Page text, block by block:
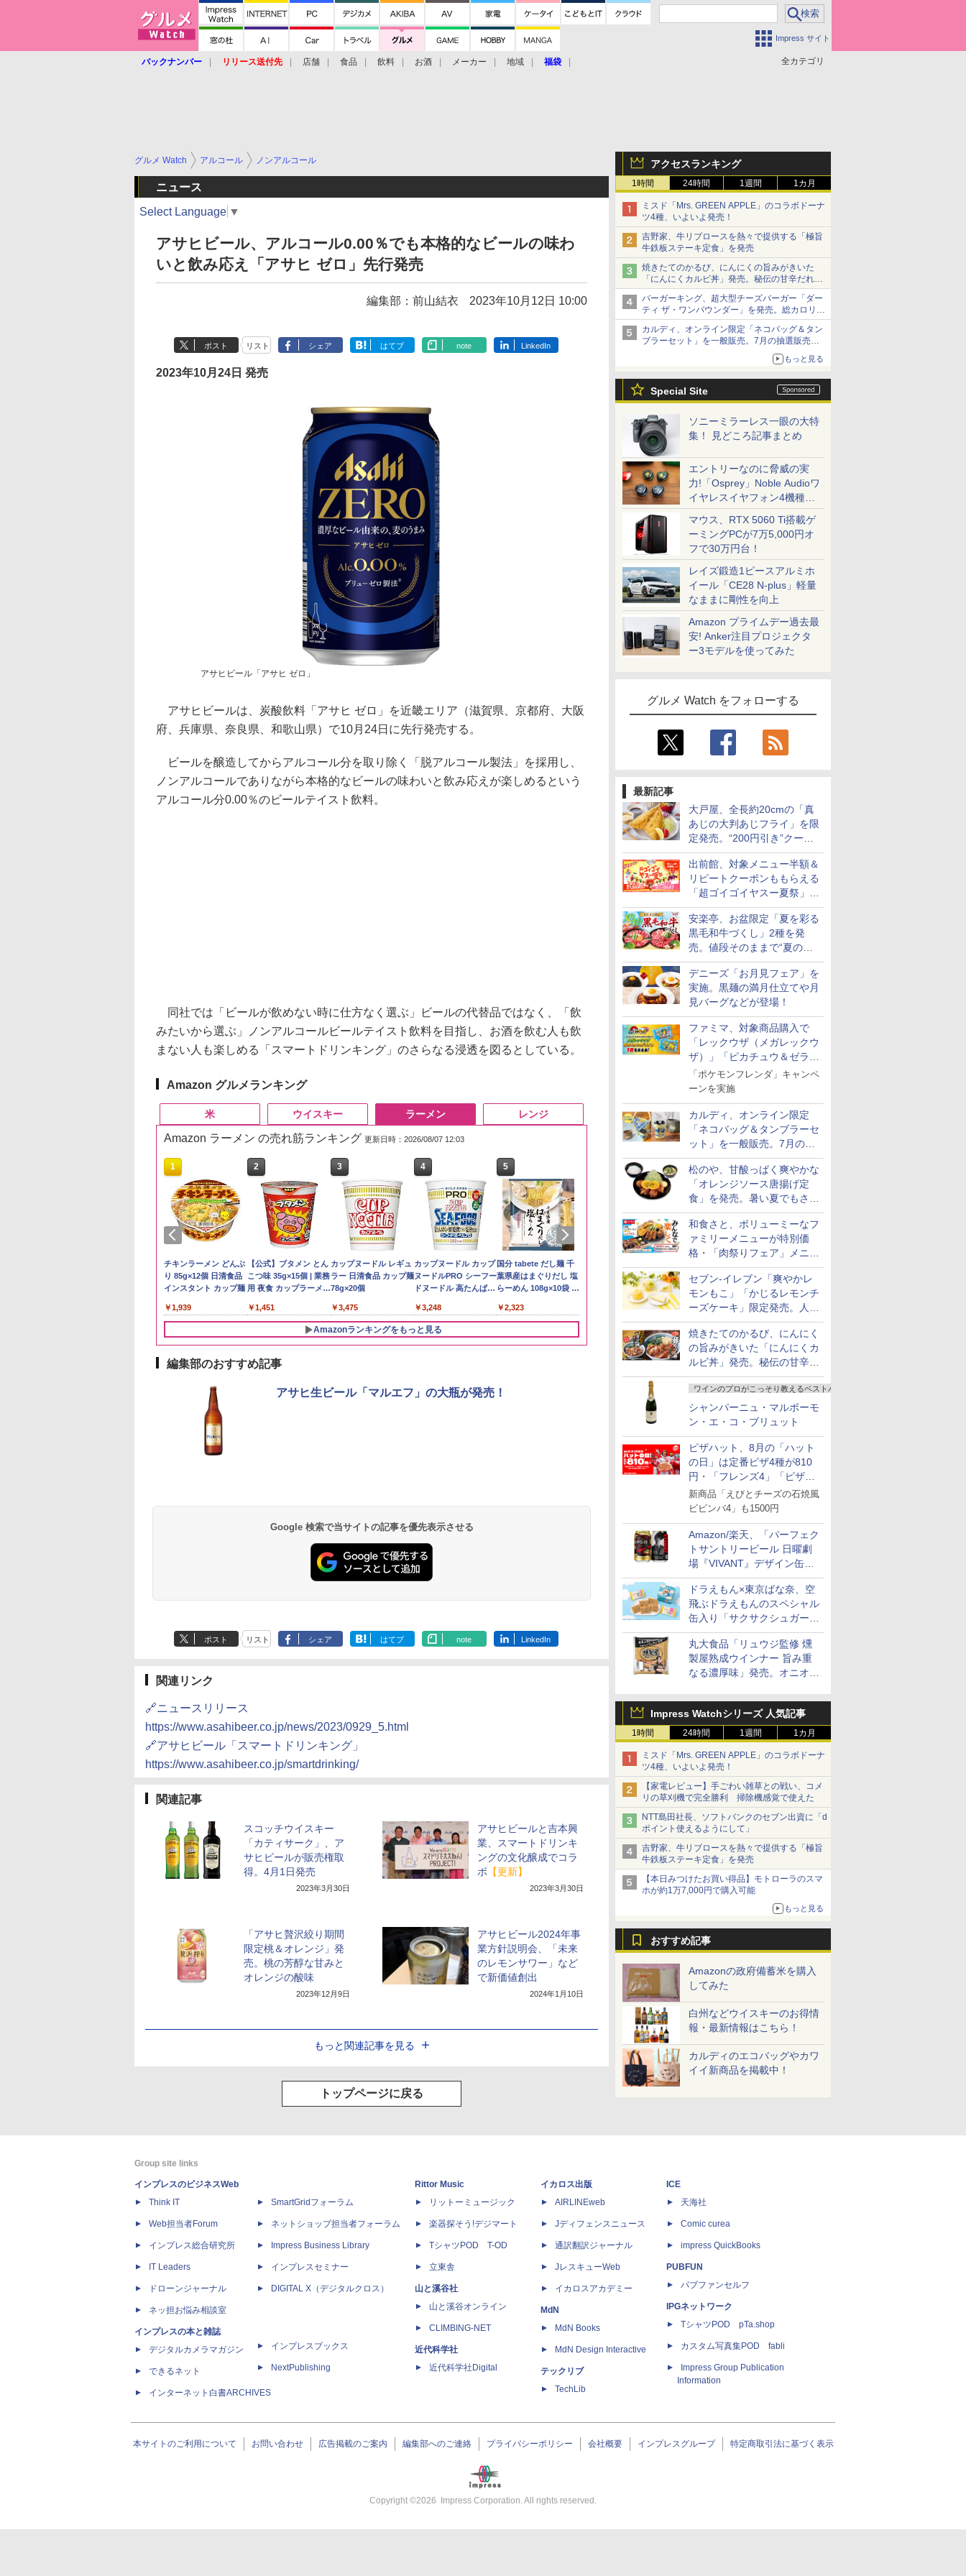
Impress サイト
全カテゴリ
バックナンバー リリース送付先 店舗 食品 飲料 お酒 メーカー 地域 福袋
アクセスランキング
1時間 24時間 1週間 1カ月
ミスド「Mrs. GREEN APPLE」のコラボドーナ
ツ4種、いよいよ発売！
吉野家、牛リブロースを熱々で提供する「極旨
牛鉄板ステーキ定食」を発売
焼きたてのかるび、にんにくの旨みがきいた
「にんにくカルビ丼」発売。秘伝の甘辛だれを
絡めた「豚カルビ丼」も復活
バーガーキング、超大型チーズバーガー「ダー
ティ ザ・ワンパウンダー」を発売。総カロリー
約1656kcal、総重量約527g！
カルディ、オンライン限定「ネコバッグ＆タン
ブラーセット」を一般販売。7月の抽選販売の
もっと見る
Special Site
ソニーミラーレス一眼の大特
集！ 見どころ記事まとめ
エントリーなのに脅威の実
力!「Osprey」Noble Audioワ
イヤレスイヤフォン4機種を
一気に聴く
マウス、RTX 5060 Ti搭載ゲ
ーミングPCが7万5,000円オ
フで30万円台！
レイズ鍛造1ピースアルミホ
イール「CE28 N-plus」軽量
なままに剛性を向上
Amazon プライムデー過去最
安! Anker注目プロジェクタ
ー3モデルを使ってみた
グルメ Watch をフォローする
最新記事
大戸屋、全長約20cmの「真
あじの大判あじフライ」を限
定発売。“200円引き”クーポ
ンも配信
出前館、対象メニュー半額＆
リピートクーポンももらえる
「超ゴイゴイヤスー夏祭」を
実施
安楽亭、お盆限定「夏を彩る
黒毛和牛づくし」2種を発
売。値段そのままで“夏の巻
き野菜”付き
デニーズ「お月見フェア」を
実施。黒麺の満月仕立てや月
見バーグなどが登場！
ファミマ、対象商品購入で
「レックウザ（メガレックウ
ザ）」「ピカチュウ＆ゼラオ
ラ」のフレンダピックがもら
える！
「ポケモンフレンダ」キャンペ
ーンを実施
カルディ、オンライン限定
「ネコバッグ＆タンブラーセ
ット」を一般販売。7月の抽
選販売の当選無効分
松のや、甘酸っぱく爽やかな
「オレンジソース唐揚げ定
食」を発売。暑い夏でもさっ
ぱり！
和食さと、ボリューミーなフ
ァミリーメニューが特別価
格・「肉祭りフェア」メニュ
ーがテイクアウトに登場
セブン-イレブン「爽やかレ
モンもこ」「かじるレモンチ
ーズケーキ」限定発売。人気
シリーズから夏限定の味わい
が登場
焼きたてのかるび、にんにく
の旨みがきいた「にんにくカ
ルビ丼」発売。秘伝の甘辛だ
れを絡めた「豚カルビ丼」も
復活
ワインのプロがこっそり教えるベストバイ
シャンパーニュ・マルボーモ
ン・エ・コ・ブリュット
ピザハット、8月の「ハット
の日」は定番ピザ4種が810
円・「フレンズ4」「ピザハ
ット・ベスト4」値下げ
新商品「えびとチーズの石焼風
ビビンバ4」も1500円
Amazon/楽天、「パーフェク
トサントリービール 日曜劇
場『VIVANT』デザイン缶」
販売開始
ドラえもん×東京ばな奈、空
飛ぶドラえもんのスペシャル
缶入り「サクサクシュガーバ
ター」を発売
丸大食品「リュウジ監修 燻
製屋熟成ウインナー 旨み重
なる濃厚味」発売。オニオン
Impress Watchシリーズ 人気記事
1時間 24時間 1週間 1カ月
ミスド「Mrs. GREEN APPLE」のコラボドーナ
ツ4種、いよいよ発売！
【家電レビュー】手ごわい雑草との戦い、コメ
リの草刈機で完全勝利 掃除機感覚で使えた
NTT島田社長、ソフトバンクのセブン出資に「d
ポイント使えるようにして」
吉野家、牛リブロースを熱々で提供する「極旨
牛鉄板ステーキ定食」を発売
【本日みつけたお買い得品】モトローラのスマ
ホが約1万7,000円で購入可能
もっと見る
おすすめ記事
Amazonの政府備蓄米を購入
してみた
白州などウイスキーのお得情
報・最新情報はこちら！
カルディのエコバッグやカワ
イイ新商品を掲載中！
グルメ Watch アルコール ノンアルコール
ニュース
Select Language ▼
アサヒビール、アルコール0.00％でも本格的なビールの味わ
いと飲み応え「アサヒ ゼロ」先行発売
編集部：前山結衣 2023年10月12日 10:00
ポスト リスト シェア はてブ note LinkedIn
2023年10月24日 発売
アサヒビール「アサヒ ゼロ」
アサヒビールは、炭酸飲料「アサヒ ゼロ」を近畿エリア（滋賀県、京都府、大阪
府、兵庫県、奈良県、和歌山県）で10月24日に先行発売する。
ビールを醸造してからアルコール分を取り除く「脱アルコール製法」を採用し、
ノンアルコールでありながら本格的なビールの味わいと飲み応えが楽しめるという
アルコール分0.00％のビールテイスト飲料。
同社では「ビールが飲めない時に仕方なく選ぶ」ビールの代替品ではなく、「飲
みたいから選ぶ」ノンアルコールビールテイスト飲料を目指し、お酒を飲む人も飲
まない人も楽しめる「スマートドリンキング」のさらなる浸透を図るとしている。
Amazon グルメランキング
米
1
by Amazon 国産ブレ
ンド米 精米 5kg
￥2,650
2
野沢農産 無洗米 青い流
るる コシヒカリ 5kg 長
野県産 令和7年産
￥3,980
3
by Amazon あきたこ
まちブレンド 無洗米
5kg
￥3,396
4
by Amazon 新潟県産
新潟のお米 無洗米 5kg
￥3,274
5
【在庫処分価格】もも
たろう印 無洗米 5kg
業務用 お米マイスター
￥2,680
新潟県産にじのきらめ
き 5kg 令和7年産
7
5kg 令和7年産
￥3,836
8
カリ｜雪室保管・精米
したて｜白く輝き 粒感
しっかり 冷めてもおい
しい お米 【やっぱり新
潟のこしひかり】
￥5,175
ウイスキー
1
ブラックニッカ ニッカ
Nikka ウィスキー
4000ml ブラックニッ
【日本 アサヒ ウィスキ
ー】 大容量 お得 4リッ
トル
￥4,356
2
角瓶 2700ml サントリ
ー ウイスキー ハイボー
ル 大容量
￥6,054
3
角ハイボール
350ml×24本 サントリ
ー ウイスキー ハイボー
￥4,939
4
トリスウイスキー
4000ml サントリー 大
容量 4リットル
￥4,345
5
サントリー シングルモ
ルト ウイスキー 白州
Story of the Distillery
￥20,000
ザ・バレル モルトウイ
スキー500ml アサヒ [
日本 500ml ]【中元 ギ
フト プレゼント 贈り物
7
ンドクリーム 4000ml
サントリー スコッチ ウ
イスキー 4リットル 大
容量
￥6,414
8
ルト ウイスキー 山崎
Story of the Distillery
2026 化粧箱入 700ml
￥17,600
ラーメン
Amazon ラーメン の売れ筋ランキング 更新日時：2026/08/07 12:03
1
チキンラーメン どんぶ
り 85g×12個 日清食品
インスタント カップ麺
￥1,939
2
【公式】ブタメン とん
こつ味 35g×15個 | 業務
用 夜食 カップラーメン
スタント アウトドアに
も ローリングストック
大人買い おやつカンパ
￥1,451
3
カップヌードル レギュ
ラー 日清食品 カップ麺
78g×20個
￥3,475
4
カップヌードル カップ
ヌードルPRO シーフー
ドヌードル 高たんぱく
えめ 78g×12個
￥3,248
5
国分 tabete だし麺 千
葉県産はまぐりだし 塩
らーめん 108g×10袋 保
￥2,323
ZUBAAAN! 横浜家系
醤油豚骨 3食パック
7
ヌードルPRO しょうゆ
高たんぱく&低糖質 さ
らに塩分控えめ
75g×12個
￥3,103
8
ー香るトムヤムクンヌ
ードル [世界三大スー
プ] 日清食品 カップ麺
75g×12個
￥2,594
Amazonランキングをもっと見る
レンジ
し 二人暮らし フラットベクション 2段調理 ホ
￥32,800
15L 一人暮らし 二人暮
ットテーブル トースト
機能 自動メニュー33種
簡単お手入れ ブラック
YRZ-WF150TV(B)
￥26,130
窯ドーム ER-D80A(K)
理 フラットテーブル
電子レンジ 赤外線セン
サー ノンフライ調理
簡単お手入れ 小型 新
生活 一人暮らし 二人
￥34,546
XJ1-B ブラック 30L 2
細・64眼スピードセン
サー 時短料理 スマホ連
携 ブラック NE-
￥118,000
7
日立 過熱水蒸気 オーブ
ンレンジ ヘルシーシェ
フ 31L MRO-S8C W ホ
250℃1段式ワイドオー
ブン
￥39,837
8
コンフィー(COMFEE')
スチームオーブンレン
ジ 25L フラットテーブ
オートメニュー23種 オ
ーブン～250℃ レンジ
~1000W高出力 全国対
応 ヘルツフリー カップ
スチーム調理 予熱対応
自動脱臭 消音モード
【2年メーカー保証】
ブラック CF-EA261-
￥19,780
編集部のおすすめ記事
アサヒ生ビール「マルエフ」の大瓶が発売！
Google 検索で当サイトの記事を優先表示させる
ポスト リスト シェア はてブ note LinkedIn
関連リンク
🔗ニュースリリース
https://www.asahibeer.co.jp/news/2023/0929_5.html
🔗アサヒビール「スマートドリンキング」
https://www.asahibeer.co.jp/smartdrinking/
関連記事
スコッチウイスキー
「カティサーク」、ア
サヒビールが販売権取
得。4月1日発売
2023年3月30日
アサヒビールと吉本興
業、スマートドリンキ
ングの文化醸成でコラ
ボ 【更新】
2023年3月30日
「アサヒ贅沢絞り期間
限定桃＆オレンジ」発
売。桃の芳醇な甘みと
オレンジの酸味
2023年12月9日
アサヒビール2024年事
業方針説明会、「未来
のレモンサワー」など
で新価値創出
2024年1月10日
もっと関連記事を見る
トップページに戻る
Group site links
インプレスのビジネスWeb
Think IT
Web担当者Forum
インプレス総合研究所
IT Leaders
ドローンジャーナル
ネッ担お悩み相談室
インプレスの本と雑誌
デジタルカメラマガジン
できるネット
インターネット白書ARCHIVES
SmartGridフォーラム
ネットショップ担当者フォーラム
Impress Business Library
インプレスセミナー
DIGITAL X（デジタルクロス）
インプレスブックス
NextPublishing
Rittor Music
リットーミュージック
楽器探そう!デジマート
TシャツPOD T-OD
立東舎
山と溪谷社
山と溪谷オンライン
CLIMBING-NET
近代科学社
近代科学社Digital
イカロス出版
AIRLINEweb
Jディフェンスニュース
通訳翻訳ジャーナル
JレスキューWeb
イカロスアカデミー
MdN
MdN Books
MdN Design Interactive
テックリブ
TechLib
ICE
天海社
Comic curea
impress QuickBooks
PUBFUN
パブファンセルフ
IPGネットワーク
TシャツPOD pTa.shop
カスタム写真集POD fabli
Impress Group Publication
Information
本サイトのご利用について お問い合わせ 広告掲載のご案内 編集部へのご連絡 プライバシーポリシー 会社概要 インプレスグループ 特定商取引法に基づく表示
Copyright ©2026 Impress Corporation. All rights reserved.